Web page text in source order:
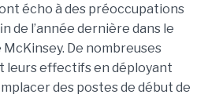
écho à des préoccupations
de l’année dernière dans le
De nombreuses
leurs effectifs en déployant
des postes de début de